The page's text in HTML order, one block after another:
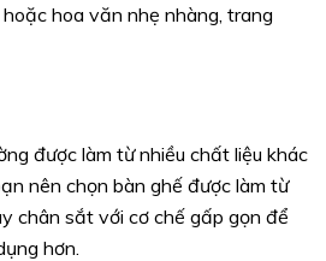
hoa văn nhẹ nhàng, trang
được làm từ nhiều chất liệu khác
nên chọn bàn ghế được làm từ
chân sắt với cơ chế gấp gọn để
hơn.